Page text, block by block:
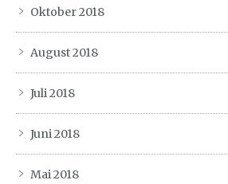
Oktober 2018
August 2018
Juli 2018
Juni 2018
Mai 2018